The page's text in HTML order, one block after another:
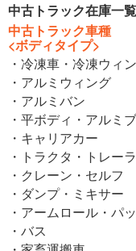
中古トラック在庫一覧
中古トラック車種
<ボディタイプ>
・冷凍車・冷凍ウィ
・アルミウィング
・アルミバン
・平ボディ・アルミ
・キャリアカー
・トラクタ・トレーラ
・クレーン・セルフ
・ダンプ・ミキサー
・アームロール・パ
・バス